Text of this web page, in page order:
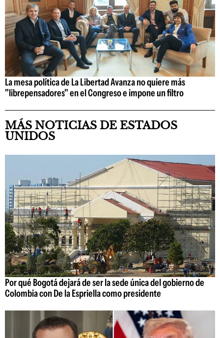
La mesa política de La Libertad Avanza no quiere más
"librepensadores" en el Congreso e impone un filtro
MÁS NOTICIAS DE ESTADOS
UNIDOS
Por qué Bogotá dejará de ser la sede única del gobierno de
Colombia con De la Espriella como presidente